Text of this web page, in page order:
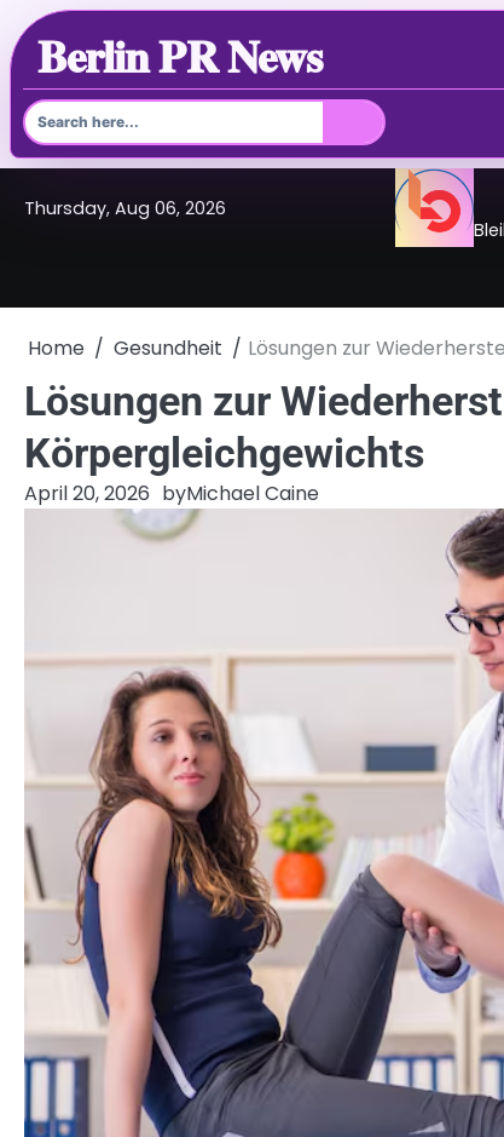
Berlin PR News
Thursday, Aug 06, 2026
Home Gesundheit Lösungen zur
Lösungen zur
Körpergleichgewichts
April 20, 2026 byMichael Caine